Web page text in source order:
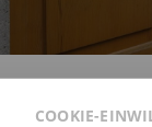
COOKIE-